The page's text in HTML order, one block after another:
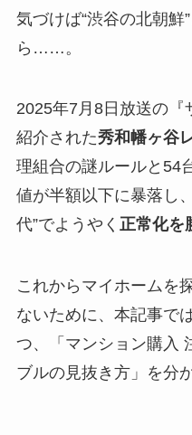
気づけば“渋谷の北朝鮮
ら……。
2025年7月8日放送の
紹介された秀和幡ヶ谷
理組合の謎ルールと54
値が半額以下に暴落し
代”でようやく 正常化を
これからマイホームを
ないために、本記事で
つ、「マンション購入
ブルの見抜き方」を分